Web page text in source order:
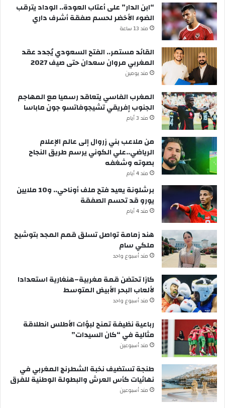
“ابن الدار” على أعتاب العودة.. الوداد يترقب
الضوء الأخضر لحسم صفقة أشرف داري
مند 13 ساعة
القائد مستمر.. الفتح السعودي يُجدد عقد
المغربي مروان سعدان حتى صيف 2027
مند يومين
المغرب الفاسي يتعاقد رسميا مع المهاجم
الجنوب إفريقي تشيجوفاتسو جون ماباسا
مند 3 أيام
من ملاعب بني زروال إلى عالم الإعلام
الرياضي..علي الكوني يرسم طريق النجاح
بصوته وشغفه
مند 4 أيام
برشلونة يعيد فتح ملف أوناحي.. و10 ملايين
يورو قد تحسم الصفقة
مند 4 أيام
هند زمامة تواصل تسلق قمم المجد بتوشيح
ملكي سام
مند أسبوع واحد
كازا تحتضن قمة مغربية–هنغارية استعدادا
لألعاب البحر الأبيض المتوسط
مند أسبوع واحد
رباعية نظيفة تمنح لبؤات الأطلس انطلاقة
مثالية في “كان السيدات”
مند أسبوعين
طنجة تستضيف نخبة الشطرنج المغربي في
نهائيات كأس العرش والبطولة الوطنية للفرق
مند أسبوعين